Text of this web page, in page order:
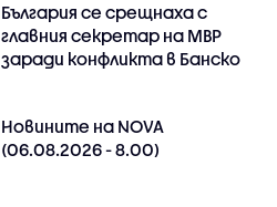
България се срещнаха с
главния секретар на МВР
заради конфликта в Банско
Новините на NOVA
(06.08.2026 - 8.00)